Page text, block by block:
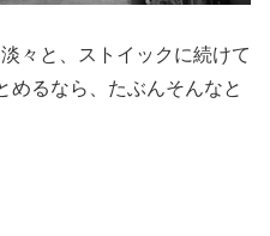
々と、ストイックに続けて
めるなら、たぶんそんなと